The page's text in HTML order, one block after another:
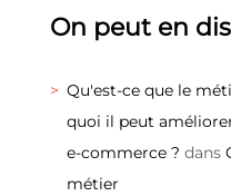
On peut en
Qu'est-ce que le
quoi il peut
e-commerce ? dans
métier